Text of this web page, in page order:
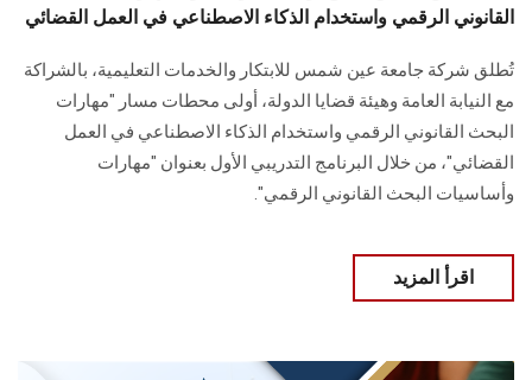
القانوني الرقمي واستخدام الذكاء الاصطناعي في العمل القضائي
تُطلق شركة جامعة عين شمس للابتكار والخدمات التعليمية، بالشراكة
مع النيابة العامة وهيئة قضايا الدولة، أولى محطات مسار "مهارات
البحث القانوني الرقمي واستخدام الذكاء الاصطناعي في العمل
القضائي"، من خلال البرنامج التدريبي الأول بعنوان "مهارات
وأساسيات البحث القانوني الرقمي".
اقرأ المزيد